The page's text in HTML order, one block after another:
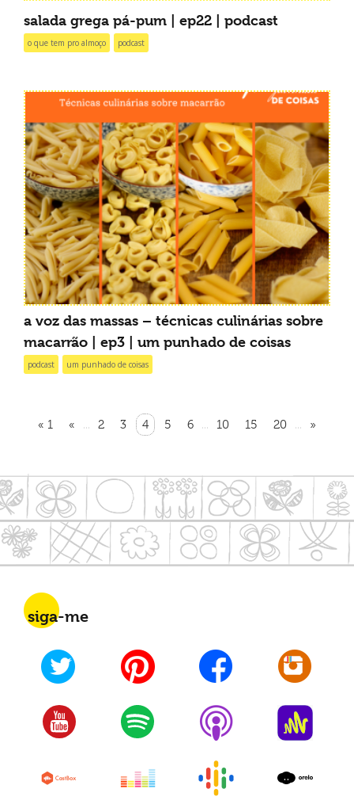
salada grega pá-pum | ep22 | podcast
o que tem pro almoço podcast
a voz das massas – técnicas culinárias sobre
macarrão | ep3 | um punhado de coisas
podcast um punhado de coisas
« 1 « ... 2 3 4 5 6 ... 10 15 20 ... »
siga-me